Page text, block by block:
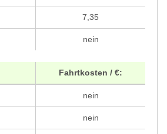
7,35
nein
Fahrtkosten / €:
nein
nein